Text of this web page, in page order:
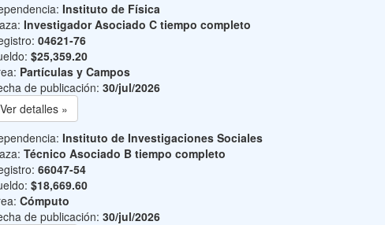
Instituto de Física
Investigador Asociado C tiempo completo
04621-76
$25,359.20
Partículas y Campos
de publicación: 30/jul/2026
Ver detalles »
Instituto de Investigaciones Sociales
Técnico Asociado B tiempo completo
66047-54
$18,669.60
Cómputo
de publicación: 30/jul/2026